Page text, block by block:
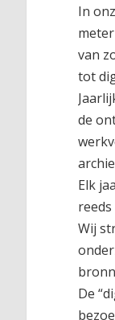
In
van
tot
de
Elk
Wij
De